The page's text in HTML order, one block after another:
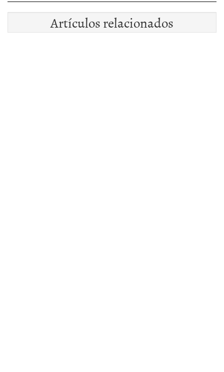
Artículos relacionados